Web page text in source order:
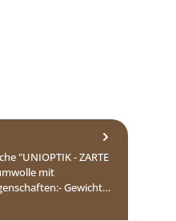
"UNIOPTIK - ZARTE
mit
Gewicht…